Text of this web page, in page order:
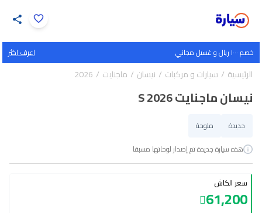
1
/
34 خصم ١٠٠٠ ريال و غسيل مجاني اعرف اكثر
الرئيسية سيارات و مركبات نيسان ماجنايت 2026
نيسان ماجنايت S 2026
جديدة
ملوحة
هذه سيارة جديدة تم إصدار لوحاتها مسبقا
سعر الكاش
61,200